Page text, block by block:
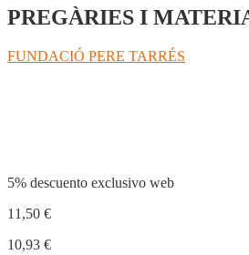
PREGÀRIES I
FUNDACIÓ PERE TARRÉS
5% descuento exclusivo web
11,50 €
10,93 €